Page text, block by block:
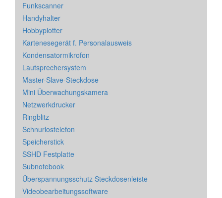
Funkscanner
Handyhalter
Hobbyplotter
Kartenesegerät f. Personalausweis
Kondensatormikrofon
Lautsprechersystem
Master-Slave-Steckdose
Mini Überwachungskamera
Netzwerkdrucker
Ringblitz
Schnurlostelefon
Speicherstick
SSHD Festplatte
Subnotebook
Überspannungsschutz Steckdosenleiste
Videobearbeitungssoftware